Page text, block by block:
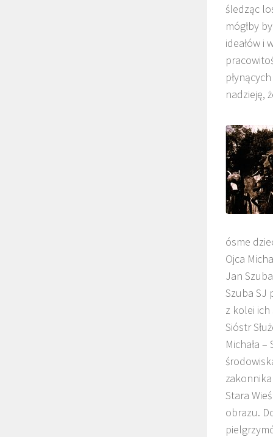
śledząc
mógłby
ideałów i
nadzieję,
ósme
Ojca
Jan
Szuba SJ
z kolei ich
Sióstr
Michała
Stara
obrazu.